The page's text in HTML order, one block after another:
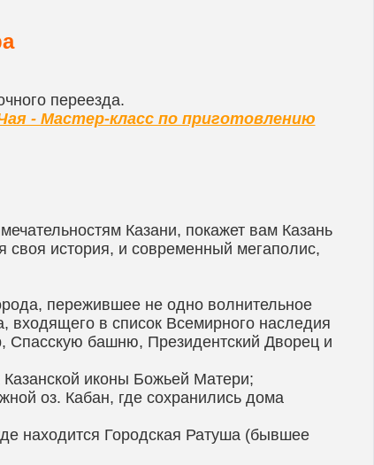
переезда.
- Мастер-класс по приготовлению
Казани, покажет вам Казань
своя история, и современный мегаполис,
пережившее не одно волнительное
входящего в список Всемирного наследия
башню, Президентский Дворец и
Казанской иконы Божьей Матери;
оз. Кабан, где сохранились дома
находится Городская Ратуша (бывшее